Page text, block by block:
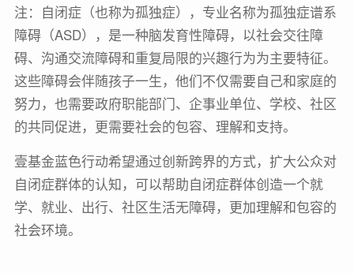
注：自闭症（也称为孤独症），专业名称为孤独症谱系
障碍（ASD），是一种脑发育性障碍，以社会交往障
碍、沟通交流障碍和重复局限的兴趣行为为主要特征。
这些障碍会伴随孩子一生，他们不仅需要自己和家庭的
努力，也需要政府职能部门、企事业单位、学校、社区
的共同促进，更需要社会的包容、理解和支持。
壹基金蓝色行动希望通过创新跨界的方式，扩大公众对
自闭症群体的认知，可以帮助自闭症群体创造一个就
学、就业、出行、社区生活无障碍，更加理解和包容的
社会环境。